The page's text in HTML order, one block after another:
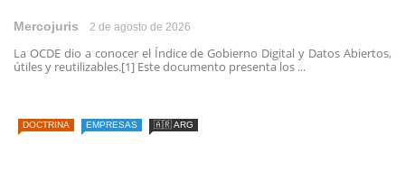
Mercojuris 2 de agosto de 2026
La OCDE dio a conocer el Índice de Gobierno Digital y Datos Abiertos,
útiles y reutilizables.[1] Este documento presenta los ...
DOCTRINA EMPRESAS 🇦🇷 ARG